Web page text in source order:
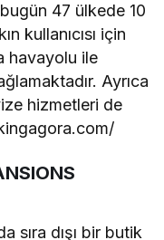
47 ülkede 10
kullanıcısı için
havayolu ile
Ayrıca
hizmetleri de
sıra dışı bir butik